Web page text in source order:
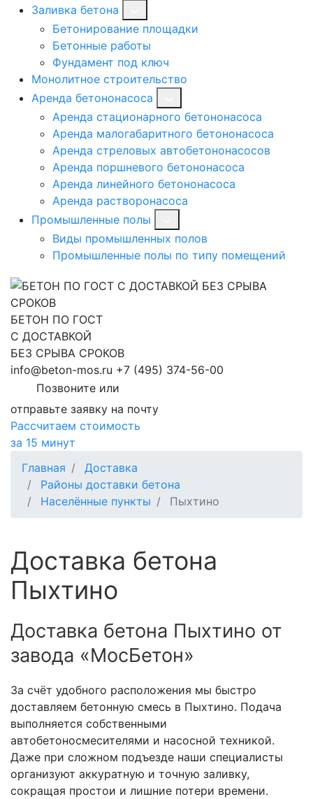
Заливка бетона
Бетонирование площадки
Бетонные работы
Фундамент под ключ
Монолитное строительство
Аренда бетононасоса
Аренда стационарного бетононасоса
Аренда малогабаритного бетононасоса
Аренда стреловых автобетононасосов
Аренда поршневого бетононасоса
Аренда линейного бетононасоса
Аренда растворонасоса
Промышленные полы
Виды промышленных полов
Промышленные полы по типу помещений
БЕТОН ПО ГОСТ
С ДОСТАВКОЙ
БЕЗ СРЫВА СРОКОВ
info@beton-mos.ru +7 (495) 374-56-00
Позвоните или
отправьте заявку на почту
Рассчитаем стоимость
за 15 минут
Главная
Доставка
Районы доставки бетона
Населённые пункты
Пыхтино
Доставка бетона
Пыхтино
Доставка бетона Пыхтино от
завода «МосБетон»
За счёт удобного расположения мы быстро
доставляем бетонную смесь в Пыхтино. Подача
выполняется собственными
автобетоносмесителями и насосной техникой.
Даже при сложном подъезде наши специалисты
организуют аккуратную и точную заливку,
сокращая простои и лишние потери времени.